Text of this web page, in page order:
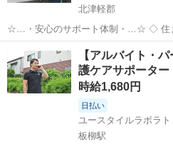
北津軽郡
☆…・安心のサポート体制・…☆ ◇ 住まいの心配ゼロ！ ◇ • 個室1R
完全無料！ • 即日入寮OK！など ◇ 所持金ゼロでもスタートできる！
◇ • 食費・生活費のサポート •
北津軽郡 完全無
【アルバイト・
護ケアサポータ
時給1,680円
日払い
ユースタイルラボラ
板柳駅